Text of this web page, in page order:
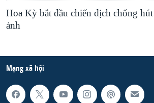
Hoa Kỳ bắt đầu chiến dịch chống
ảnh
Mạng xã hội